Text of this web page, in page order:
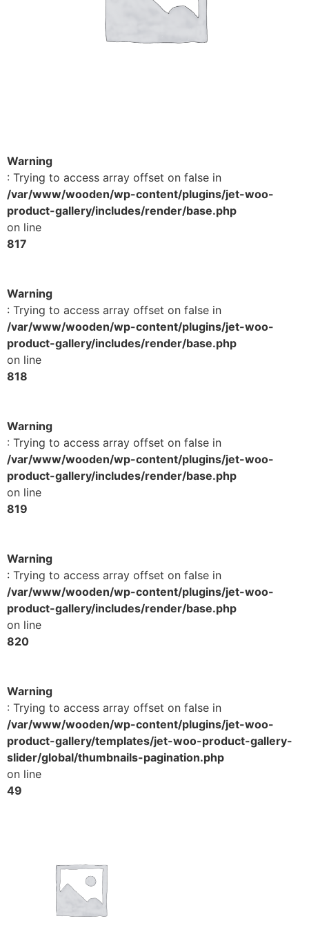
Warning
: Trying to access array offset on false in
/var/www/wooden/wp-content/plugins/jet-woo-
product-gallery/includes/render/base.php
on line
817
Warning
: Trying to access array offset on false in
/var/www/wooden/wp-content/plugins/jet-woo-
product-gallery/includes/render/base.php
on line
818
Warning
: Trying to access array offset on false in
/var/www/wooden/wp-content/plugins/jet-woo-
product-gallery/includes/render/base.php
on line
819
Warning
: Trying to access array offset on false in
/var/www/wooden/wp-content/plugins/jet-woo-
product-gallery/includes/render/base.php
on line
820
Warning
: Trying to access array offset on false in
/var/www/wooden/wp-content/plugins/jet-woo-
product-gallery/templates/jet-woo-product-gallery-
slider/global/thumbnails-pagination.php
on line
49